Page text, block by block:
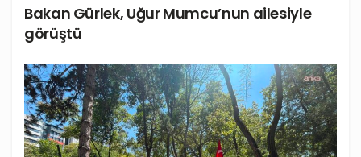
Bakan Gürlek, Uğur Mumcu’nun ailesiyle
görüştü